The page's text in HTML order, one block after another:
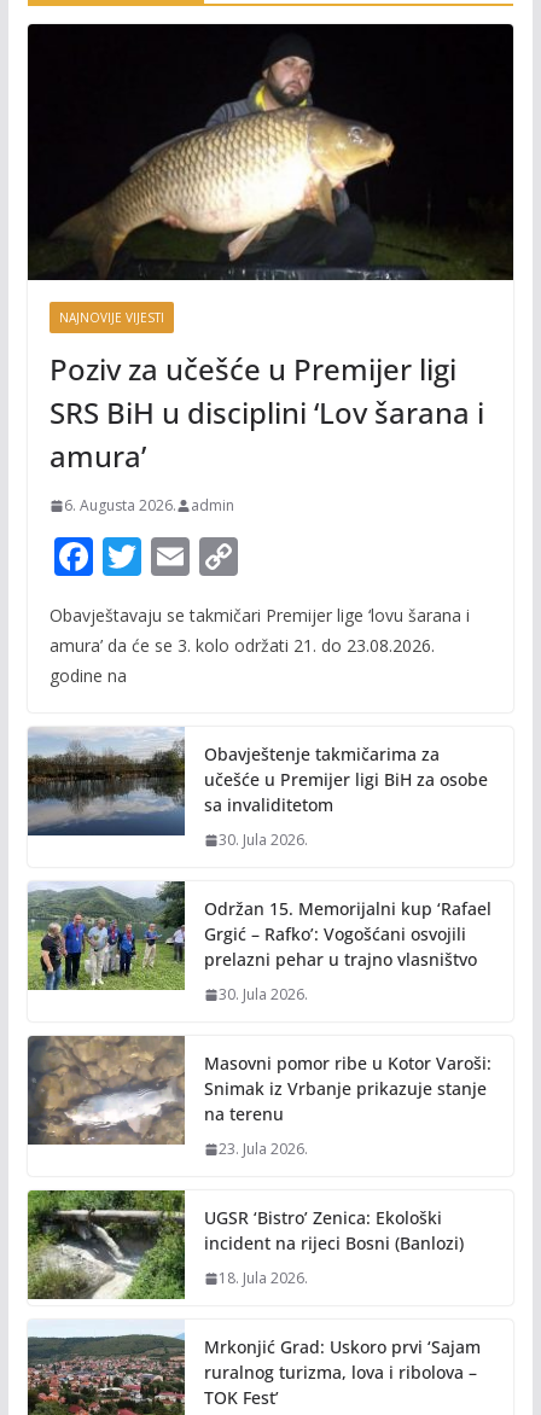
NAJNOVIJE VIJESTI
Poziv za učešće u Premijer ligi
SRS BiH u disciplini ‘Lov šarana i
amura’
6. Augusta 2026. admin
F
ac
e
b
o
k
T
itt
E
m
ai
C
o
p
n
k
Obavještavaju se takmičari Premijer lige ‘lovu šarana i
amura’ da će se 3. kolo održati 21. do 23.08.2026.
godine na
Obavještenje takmičarima za
učešće u Premijer ligi BiH za osobe
sa invaliditetom
30. Jula 2026.
Održan 15. Memorijalni kup ‘Rafael
Grgić – Rafko’: Vogošćani osvojili
prelazni pehar u trajno vlasništvo
30. Jula 2026.
Masovni pomor ribe u Kotor Varoši:
Snimak iz Vrbanje prikazuje stanje
na terenu
23. Jula 2026.
UGSR ‘Bistro’ Zenica: Ekološki
incident na rijeci Bosni (Banlozi)
18. Jula 2026.
Mrkonjić Grad: Uskoro prvi ‘Sajam
ruralnog turizma, lova i ribolova –
TOK Fest’